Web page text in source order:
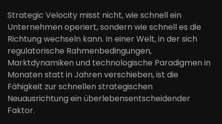
Strategic Velocity misst nicht, wie schnell ein
Unternehmen operiert, sondern wie schnell es die
Richtung wechseln kann. In einer Welt, in der sich
regulatorische Rahmenbedingungen,
Marktdynamiken und technologische Paradigmen in
Monaten statt in Jahren verschieben, ist die
Fähigkeit zur schnellen strategischen
Neuausrichtung ein überlebensentscheidender
Faktor.